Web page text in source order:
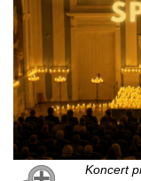
Koncert